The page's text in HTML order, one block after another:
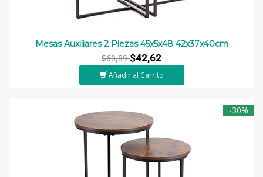
Mesas Auxiliares 2 Piezas 45x5x48 42x37x40cm
$60,89$42,62
Añadir al Carrito
-30%